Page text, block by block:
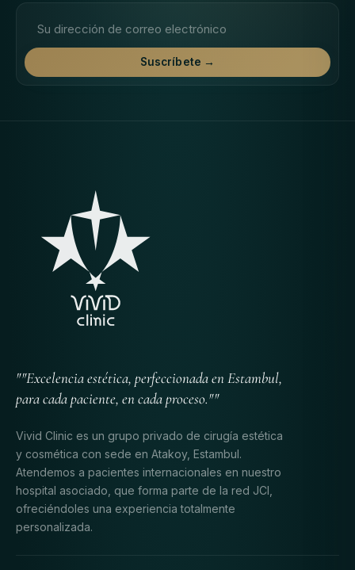
Suscríbete →
""Excelencia estética, perfeccionada en Estambul,
para cada paciente, en cada proceso.""
Vivid Clinic es un grupo privado de cirugía estética
y cosmética con sede en Atakoy, Estambul.
Atendemos a pacientes internacionales en nuestro
hospital asociado, que forma parte de la red JCI,
ofreciéndoles una experiencia totalmente
personalizada.